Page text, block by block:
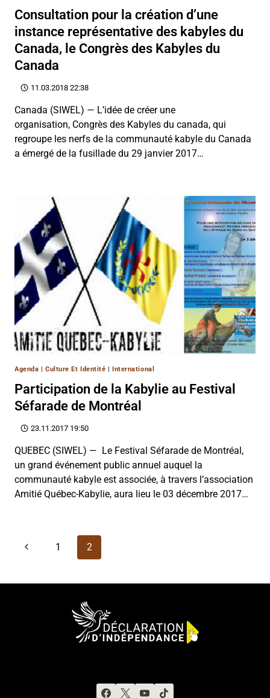
Consultation pour la création d’une
instance représentative des kabyles du
Canada, le Congrès des Kabyles du
Canada
11.03.2018 22:38
Canada (SIWEL) — L’idée de créer une
organisation, Congrès des Kabyles du canada, qui
regroupe les nerfs de la communauté kabyle du Canada
a émergé de la fusillade du 29 janvier 2017…
Agenda Culture Et Identité International
Participation de la Kabylie au Festival
Séfarade de Montréal
23.11.2017 19:50
QUEBEC (SIWEL) — Le Festival Séfarade de Montréal,
un grand événement public annuel auquel la
communauté kabyle est associée, à travers l’association
Amitié Québec-Kabylie, aura lieu le 03 décembre 2017…
Navigation
page
Page
1 2